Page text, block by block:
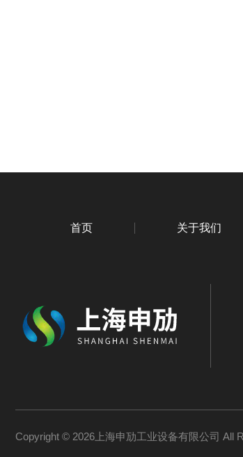
首页 关于我们
Copyright © 2026上海申劢工业设备有限公司 All